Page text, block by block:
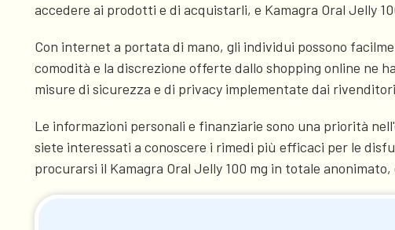
accedere ai prodotti e di acquistarli, e Kamagra Oral Jelly
Con internet a portata di mano, gli individui possono
comodità e la discrezione offerte dallo shopping online ne
misure di sicurezza e di privacy implementate dai
Le informazioni personali e finanziarie sono una priorità
siete interessati a conoscere i rimedi più efficaci per le
procurarsi il Kamagra Oral Jelly 100 mg in totale